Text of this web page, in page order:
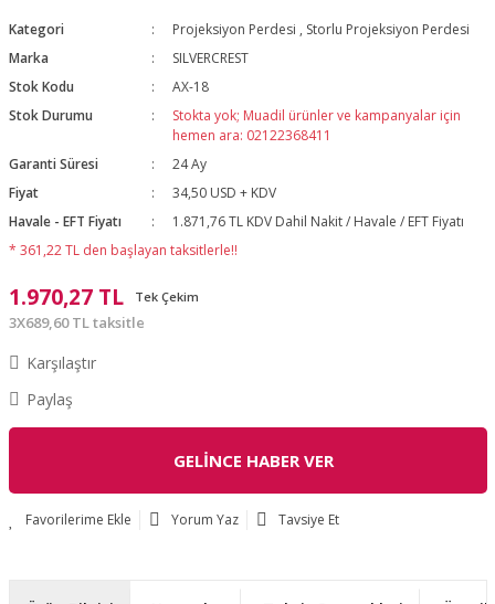
Kategori Projeksiyon Perdesi , Storlu Projeksiyon Perdesi
Marka
SILVERCREST
Stok Kodu
AX-18
Stok Durumu
Stokta yok; Muadil ürünler ve kampanyalar için
hemen ara: 02122368411
Garanti Süresi
24 Ay
Fiyat
34,50 USD + KDV
Havale - EFT Fiyatı
1.871,76 TL KDV Dahil Nakit / Havale / EFT Fiyatı
* 361,22 TL den başlayan taksitlerle!!
1.970,27 TL Tek Çekim
3X689,60 TL taksitle
Karşılaştır
Paylaş
GELİNCE HABER VER
Yorum Yaz Tavsiye Et